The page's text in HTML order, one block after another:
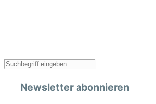
Newsletter abonnieren